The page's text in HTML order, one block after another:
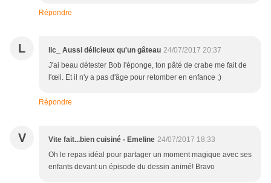
Répondre
L lic_ Aussi délicieux qu'un gâteau 24/07/2017 20:37
J'ai beau détester Bob l'éponge, ton pâté de crabe me fait de
l'œil. Et il n'y a pas d'âge pour retomber en enfance ;)
Répondre
V Vite fait...bien cuisiné - Emeline 24/07/2017 18:33
Oh le repas idéal pour partager un moment magique avec ses
enfants devant un épisode du dessin animé! Bravo